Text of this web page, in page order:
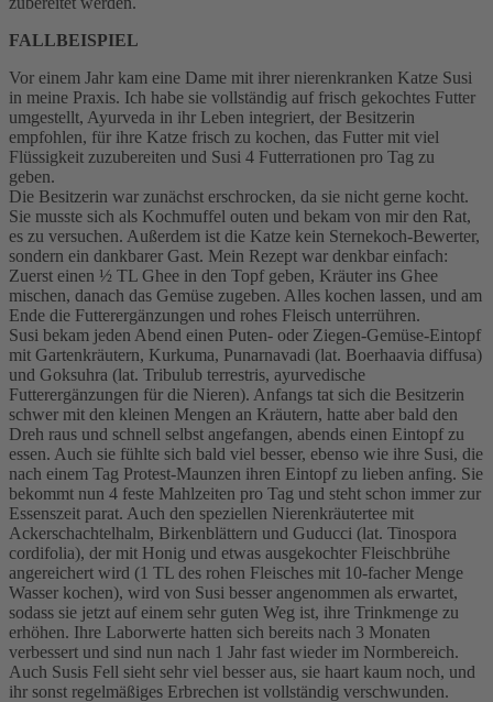
FALLBEISPIEL
Vor einem Jahr kam eine Dame mit ihrer nierenkranken Katze Susi
in meine Praxis. Ich habe sie vollständig auf frisch gekochtes Futter
umgestellt, Ayurveda in ihr Leben integriert, der Besitzerin
empfohlen, für ihre Katze frisch zu kochen, das Futter mit viel
Flüssigkeit zuzubereiten und Susi 4 Futterrationen pro Tag zu
geben.
Die Besitzerin war zunächst erschrocken, da sie nicht gerne kocht.
Sie musste sich als Kochmuffel outen und bekam von mir den Rat,
es zu versuchen. Außerdem ist die Katze kein Sternekoch-Bewerter,
sondern ein dankbarer Gast. Mein Rezept war denkbar einfach:
Zuerst einen ½ TL Ghee in den Topf geben, Kräuter ins Ghee
mischen, danach das Gemüse zugeben. Alles kochen lassen, und am
Ende die Futterergänzungen und rohes Fleisch unterrühren.
Susi bekam jeden Abend einen Puten- oder Ziegen-Gemüse-Eintopf
mit Gartenkräutern, Kurkuma, Punarnavadi (lat. Boerhaavia diffusa)
und Goksuhra (lat. Tribulub terrestris, ayurvedische
Futterergänzungen für die Nieren). Anfangs tat sich die Besitzerin
schwer mit den kleinen Mengen an Kräutern, hatte aber bald den
Dreh raus und schnell selbst angefangen, abends einen Eintopf zu
essen. Auch sie fühlte sich bald viel besser, ebenso wie ihre Susi, die
nach einem Tag Protest-Maunzen ihren Eintopf zu lieben anfing. Sie
bekommt nun 4 feste Mahlzeiten pro Tag und steht schon immer zur
Essenszeit parat. Auch den speziellen Nierenkräutertee mit
Ackerschachtelhalm, Birkenblättern und Guducci (lat. Tinospora
cordifolia), der mit Honig und etwas ausgekochter Fleischbrühe
angereichert wird (1 TL des rohen Fleisches mit 10-facher Menge
Wasser kochen), wird von Susi besser angenommen als erwartet,
sodass sie jetzt auf einem sehr guten Weg ist, ihre Trinkmenge zu
erhöhen. Ihre Laborwerte hatten sich bereits nach 3 Monaten
verbessert und sind nun nach 1 Jahr fast wieder im Normbereich.
Auch Susis Fell sieht sehr viel besser aus, sie haart kaum noch, und
ihr sonst regelmäßiges Erbrechen ist vollständig verschwunden.